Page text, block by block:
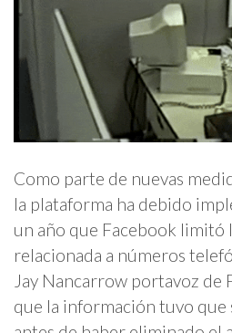
Como parte de nuevas
la plataforma ha debido
un año que Facebook limitó
relacionada a números
Jay Nancarrow portavoz de
que la información tuvo que